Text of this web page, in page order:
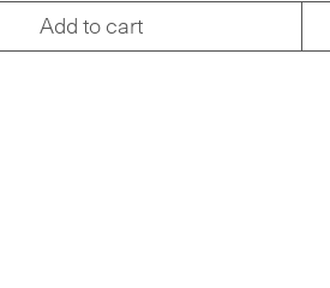
Add to cart